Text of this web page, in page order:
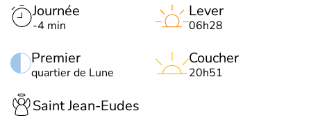
Journée
-4 min
Premier
quartier de Lune
Lever
06h28
Coucher
20h51
Saint Jean-Eudes